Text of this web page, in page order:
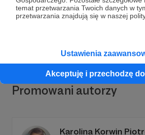
temat przetwarzania Twoich danych w
przetwarzania znajdują się w naszej
Ustawienia
Akceptuję i przechodzę
Tygodniajuż
Promowani autorzy
Karolina Korwin